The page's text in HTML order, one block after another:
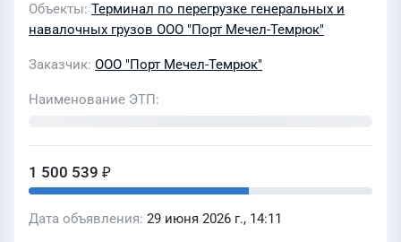
Объекты Терминал по перегрузке генеральных и
навалочных грузов ООО "Порт Мечел-Темрюк"
Заказчик ООО "Порт Мечел-Темрюк"
Наименование ЭТП
1 500 539 ₽
Дата объявления 29 июня 2026 г., 14:11